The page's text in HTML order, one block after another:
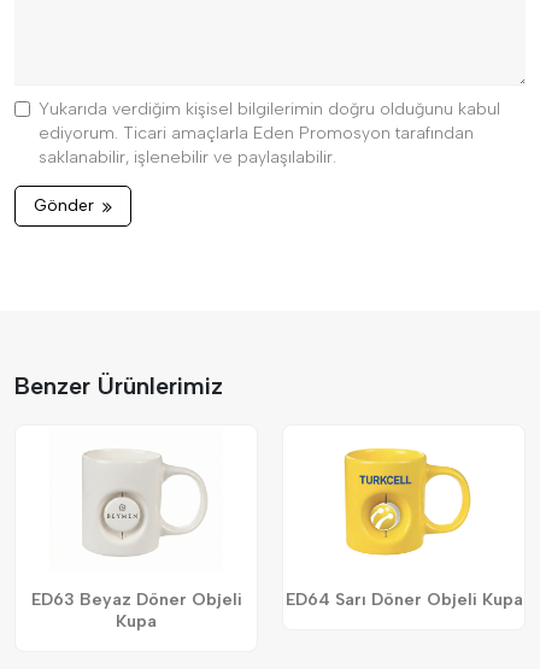
Yukarıda verdiğim kişisel bilgilerimin doğru olduğunu kabul
ediyorum. Ticari amaçlarla Eden Promosyon tarafından
saklanabilir, işlenebilir ve paylaşılabilir.
Gönder
Benzer Ürünlerimiz
ED63 Beyaz Döner Objeli
Kupa
ED64 Sarı Döner Objeli Kupa